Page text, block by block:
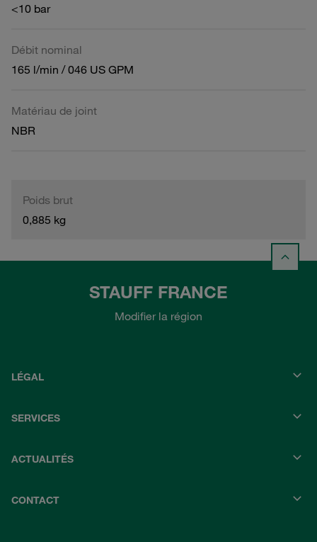
<10 bar
Débit nominal
165 l/min / 046 US GPM
Matériau de joint
NBR
Poids brut
0,885 kg
STAUFF FRANCE
Modifier la région
LÉGAL
SERVICES
ACTUALITÉS
CONTACT